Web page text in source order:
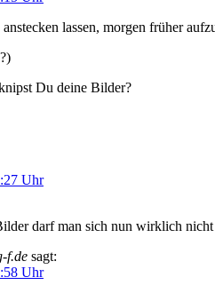
lassen, morgen früher
Du deine Bilder?
Uhr
darf man sich nun wirklich
f.de sagt:
Uhr